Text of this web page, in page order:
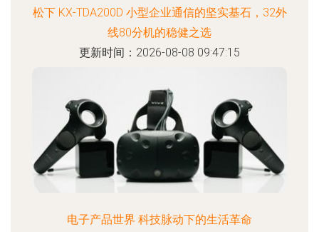
松下 KX-TDA200D 小型企业通信的坚实基石，32外
线80分机的稳健之选
更新时间：2026-08-08 09:47:15
电子产品世界 科技脉动下的生活革命